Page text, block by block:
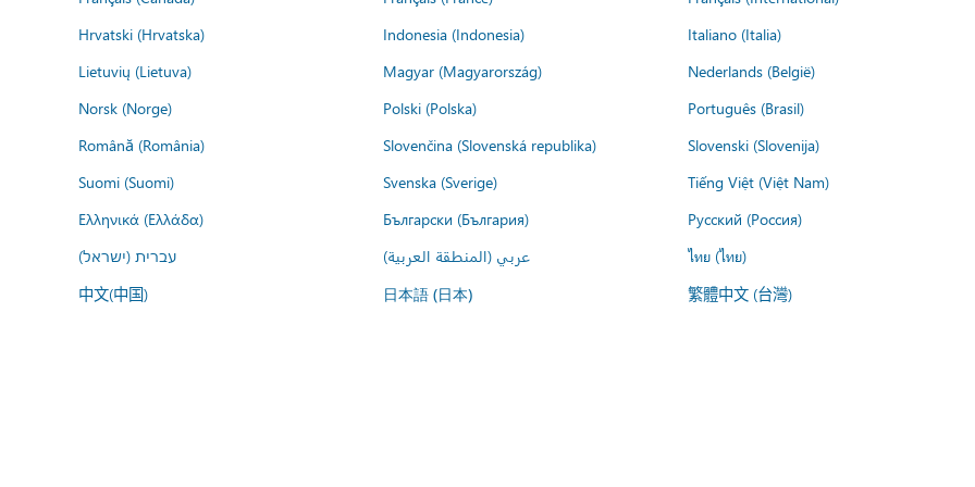
Hrvatski (Hrvatska)
Indonesia (Indonesia)
Italiano (Italia)
Lietuvių (Lietuva)
Magyar (Magyarország)
Nederlands (België)
Norsk (Norge)
Polski (Polska)
Português (Brasil)
Română (România)
Slovenčina (Slovenská republika)
Slovenski (Slovenija)
Suomi (Suomi)
Svenska (Sverige)
Tiếng Việt (Việt Nam)
Ελληνικά (Ελλάδα)
Български (България)
Русский (Россия)
עברית (ישראל)
عربي (المنطقة العربية)
ไทย (ไทย)
中文(中国)
日本語 (日本) 繁體中文 (台灣)